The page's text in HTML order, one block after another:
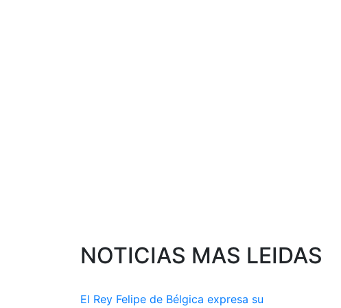
NOTICIAS MAS LEIDAS
El Rey Felipe de Bélgica expresa su